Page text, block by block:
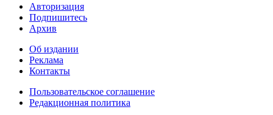
Авторизация
Подпишитесь
Архив
Об издании
Реклама
Контакты
Пользовательское соглашение
Редакционная политика